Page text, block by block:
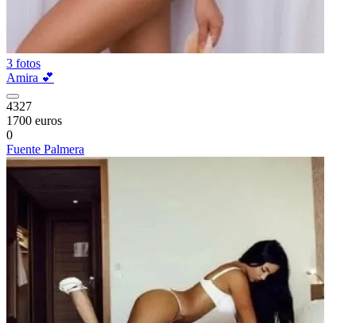
3 fotos
Amira 💕
4327
1700 euros
0
Fuente Palmera